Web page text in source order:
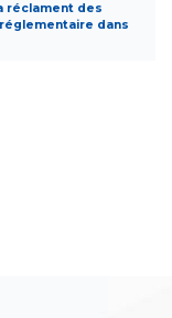
réclament des
dans